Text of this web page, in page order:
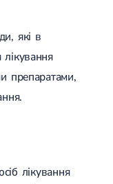
які в
препаратами,
лікування